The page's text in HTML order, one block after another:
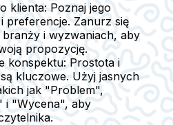
klienta: Poznaj jego
preferencje. Zanurz się
branży i wyzwaniach, aby
propozycję.
konspektu: Prostota i
kluczowe. Użyj jasnych
jak "Problem",
i "Wycena", aby